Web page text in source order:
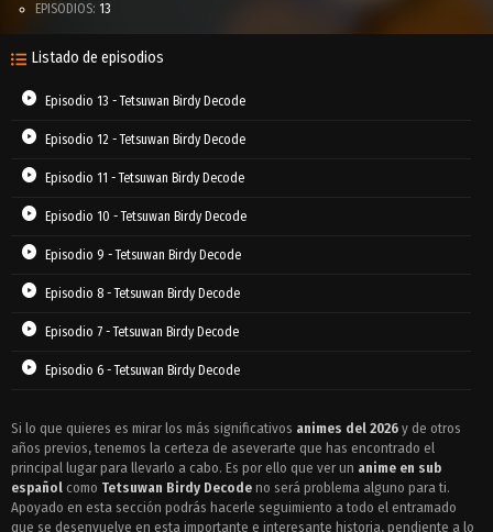
EPISODIOS: 13
Listado de episodios
Episodio 13 - Tetsuwan Birdy Decode
Episodio 12 - Tetsuwan Birdy Decode
Episodio 11 - Tetsuwan Birdy Decode
Episodio 10 - Tetsuwan Birdy Decode
Episodio 9 - Tetsuwan Birdy Decode
Episodio 8 - Tetsuwan Birdy Decode
Episodio 7 - Tetsuwan Birdy Decode
Episodio 6 - Tetsuwan Birdy Decode
Episodio 4 - Tetsuwan Birdy Decode
Episodio 3 - Tetsuwan Birdy Decode
Episodio 2 - Tetsuwan Birdy Decode
Si lo que quieres es mirar los más significativos animes del 2026 y de otros
años previos, tenemos la certeza de aseverarte que has encontrado el
principal lugar para llevarlo a cabo. Es por ello que ver un anime en sub
español como Tetsuwan Birdy Decode no será problema alguno para ti.
Apoyado en esta sección podrás hacerle seguimiento a todo el entramado
que se desenvuelve en esta importante e interesante historia, pendiente a lo